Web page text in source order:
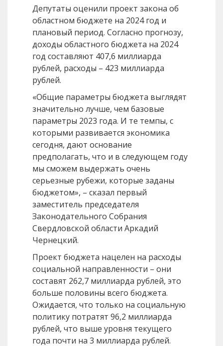
Депутаты оценили проект закона об
областном бюджете на 2024 год и
плановый период. Согласно прогнозу,
доходы областного бюджета на 2024
год составляют 407,6 миллиарда
рублей, расходы – 423 миллиарда
рублей.
«Общие параметры бюджета выглядят
значительно лучше, чем базовые
параметры 2023 года. И те темпы, с
которыми развивается экономика
сегодня, дают основание
предполагать, что и в следующем году
мы сможем выдержать очень
серьезные рубежи, которые заданы
бюджетом», – сказал первый
заместитель председателя
Законодательного Собрания
Свердловской области Аркадий
Чернецкий.
Проект бюджета нацелен на расходы
социальной направленности – они
составят 262,7 миллиарда рублей, это
больше половины всего бюджета.
Ожидается, что только на социальную
политику потратят 96,2 миллиарда
рублей, что выше уровня текущего
года почти на 3 миллиарда рублей.